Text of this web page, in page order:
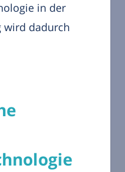
in der
wird dadurch